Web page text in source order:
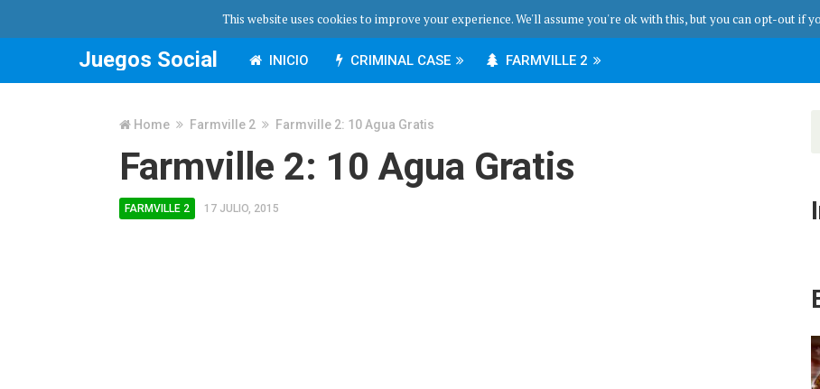
This website uses cookies to improve your experience. We'll assume you're ok with this, but you can opt-out if
Juegos Social INICIO CRIMINAL CASE FARMVILLE 2
Home Farmville 2 Farmville 2: 10 Agua Gratis
Farmville 2: 10 Agua Gratis
FARMVILLE 2 17 JULIO, 2015